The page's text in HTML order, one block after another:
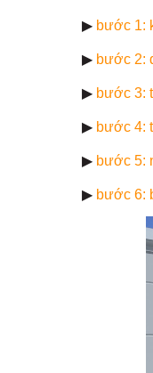
▶ bước 1:
▶ bước 2:
▶ bước 3:
▶ bước 4:
▶ bước 5:
▶ bước 6: